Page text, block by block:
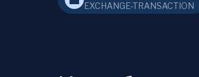
EXCHANGE-TRANSACTION